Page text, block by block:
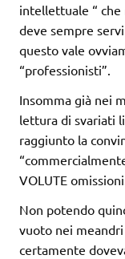
intellettuale “ che
deve sempre
questo vale
“professionisti”.
Insomma già nei
lettura di svariati
raggiunto la
VOLUTE
Non potendo
vuoto nei
certamente